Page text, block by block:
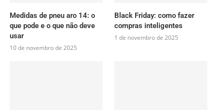
Medidas de pneu aro 14: o
que pode e o que não deve
usar
10 de novembro de 2025
Black Friday: como fazer
compras inteligentes
1 de novembro de 2025